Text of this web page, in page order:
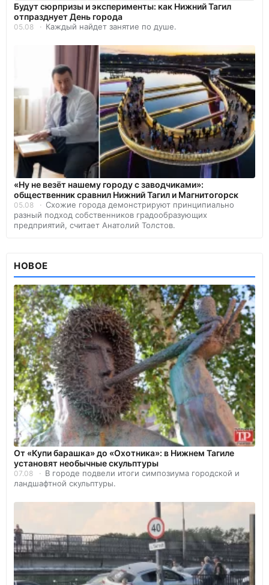
Будут сюрпризы и эксперименты: как Нижний Тагил
отпразднует День города
05.08 Каждый найдет занятие по душе.
«Ну не везёт нашему городу с заводчиками»:
общественник сравнил Нижний Тагил и Магнитогорск
05.08
Схожие города демонстрируют принципиально
разный подход собственников градообразующих
предприятий, считает Анатолий Толстов.
НОВОЕ
От «Купи барашка» до «Охотника»: в Нижнем Тагиле
установят необычные скульптуры
07.08
В городе подвели итоги симпозиума городской и
ландшафтной скульптуры.